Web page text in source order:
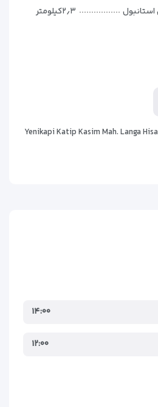
۲٫۳کیلومتر
Yenikapi Katip Kasim Mah. Langa
۱۴:۰۰
۱۲:۰۰